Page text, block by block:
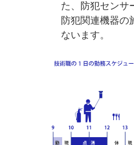
た、防犯センサ
防犯関連機器の
ないます。